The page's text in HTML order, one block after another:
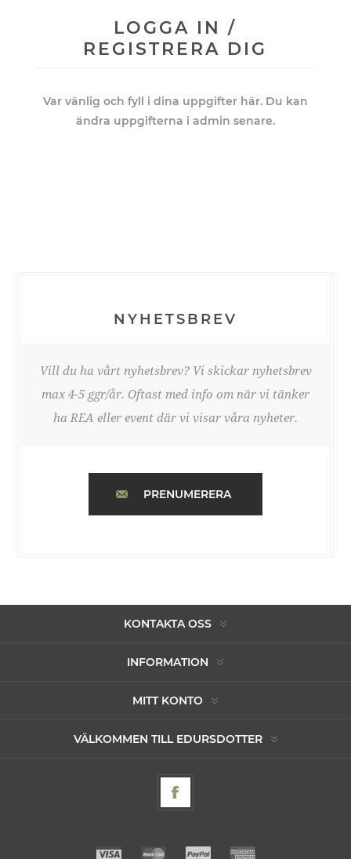
LOGGA IN /
REGISTRERA DIG
Var vänlig och fyll i dina uppgifter här. Du kan
ändra uppgifterna i admin senare.
NYHETSBREV
Vill du ha vårt nyhetsbrev? Vi skickar nyhetsbrev
max 4-5 ggr/år. Oftast med info om när vi tänker
ha REA eller event där vi visar våra nyheter.
PRENUMERERA
KONTAKTA OSS
INFORMATION
MITT KONTO
VÄLKOMMEN TILL EDURSDOTTER